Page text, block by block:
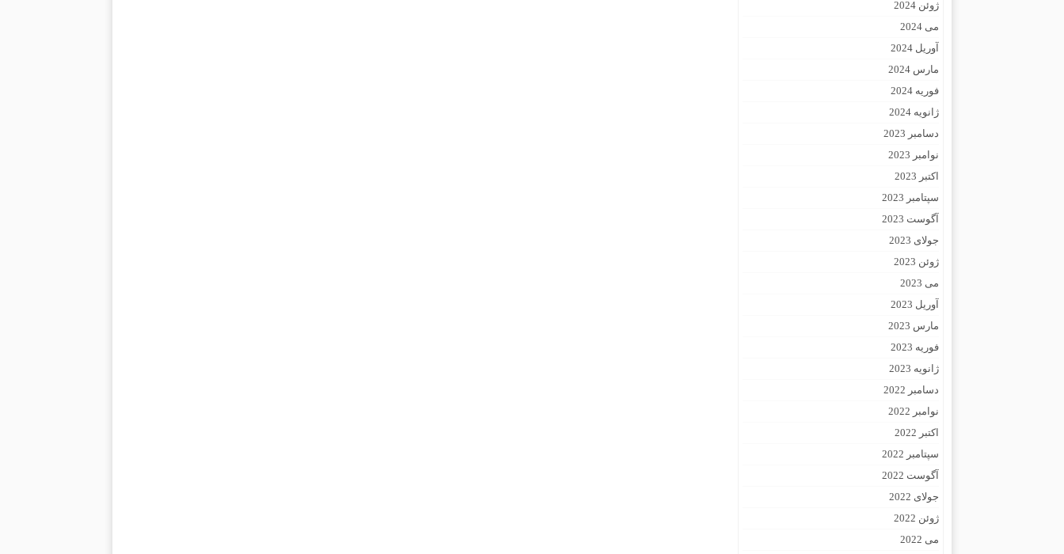
ژوئن 2024
می 2024
آوریل 2024
مارس 2024
فوریه 2024
ژانویه 2024
دسامبر 2023
نوامبر 2023
اکتبر 2023
سپتامبر 2023
آگوست 2023
جولای 2023
ژوئن 2023
می 2023
آوریل 2023
مارس 2023
فوریه 2023
ژانویه 2023
دسامبر 2022
نوامبر 2022
اکتبر 2022
سپتامبر 2022
آگوست 2022
جولای 2022
ژوئن 2022
می 2022